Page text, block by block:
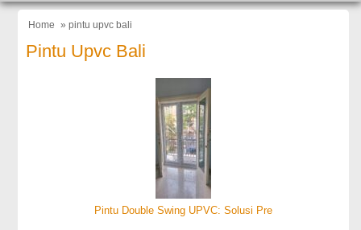
Home » pintu upvc bali
Pintu Upvc Bali
Pintu Double Swing UPVC: Solusi Pre